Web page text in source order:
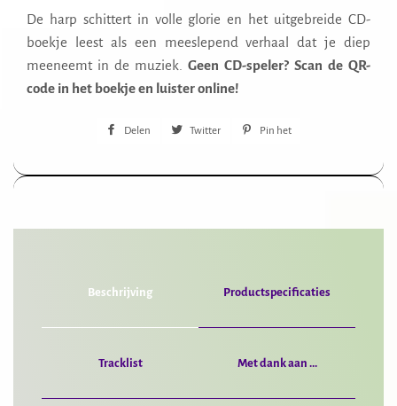
De harp schittert in volle glorie en het uitgebreide CD-
boekje leest als een meeslepend verhaal dat je diep
meeneemt in de muziek. Geen CD-speler? Scan de QR-
code in het boekje en luister online!
Delen Delen Twitter TwitterenPin het
Beschrijving Productspecificaties
Tracklist Met dank aan ...